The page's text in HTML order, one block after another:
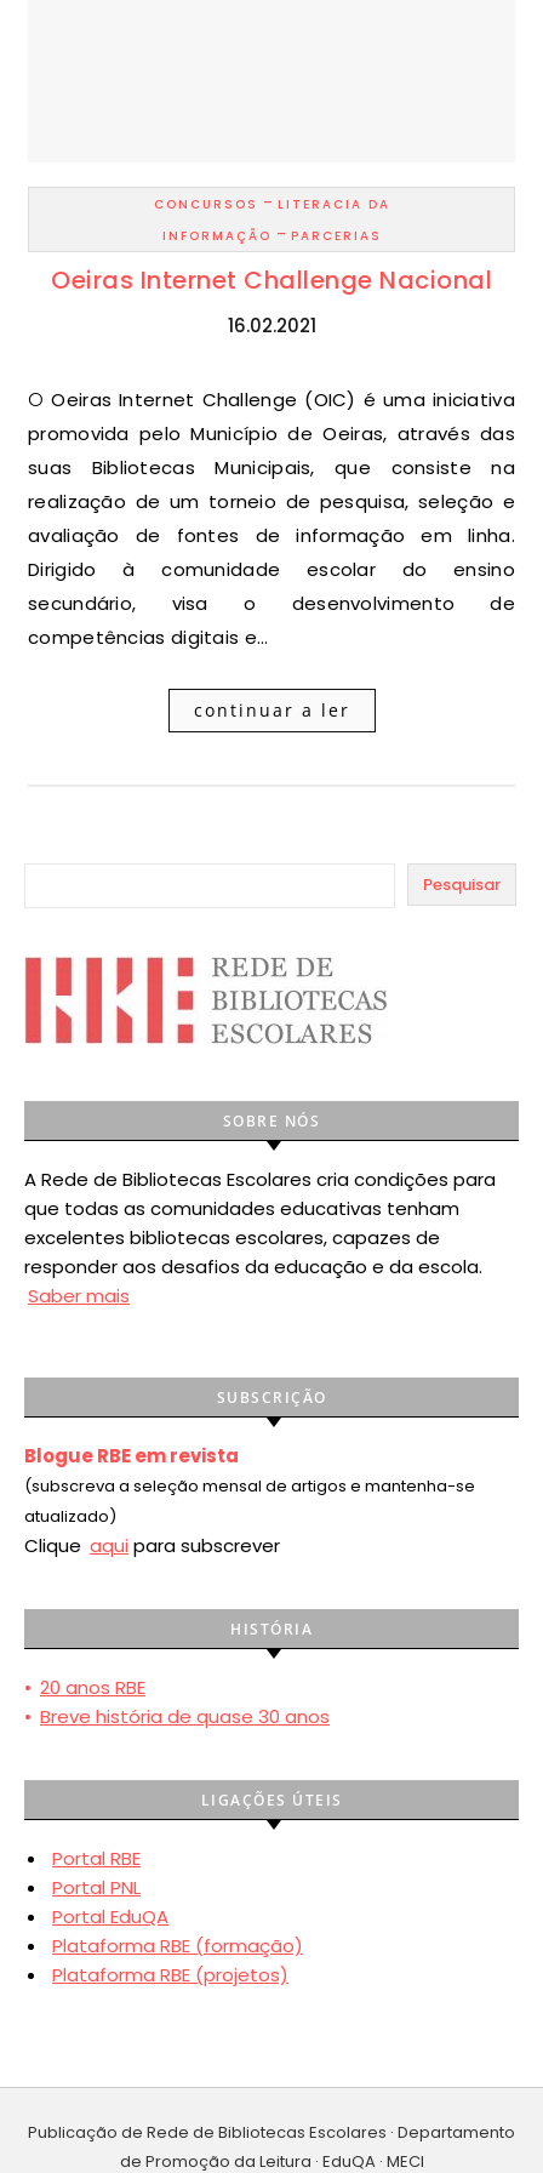
CONCURSOS - LITERACIA DA
INFORMAÇÃO - PARCERIAS
Oeiras Internet Challenge Nacional
16.02.2021
O Oeiras Internet Challenge (OIC) é uma iniciativa
promovida pelo Município de Oeiras, através das
suas Bibliotecas Municipais, que consiste na
realização de um torneio de pesquisa, seleção e
avaliação de fontes de informação em linha.
Dirigido à comunidade escolar do ensino
secundário, visa o desenvolvimento de
competências digitais e…
continuar a ler
Pesquisar
SOBRE NÓS
A Rede de Bibliotecas Escolares cria condições para
que todas as comunidades educativas tenham
excelentes bibliotecas escolares, capazes de
responder aos desafios da educação e da escola.
Saber mais
SUBSCRIÇÃO
Blogue RBE em revista
(subscreva a seleção mensal de artigos e mantenha-se
atualizado)
Clique aqui para subscrever
HISTÓRIA
• 20 anos RBE
• Breve história de quase 30 anos
LIGAÇÕES ÚTEIS
Portal RBE
Portal PNL
Portal EduQA
Plataforma RBE (formação)
Plataforma RBE (projetos)
Publicação de Rede de Bibliotecas Escolares · Departamento
de Promoção da Leitura · EduQA · MECI